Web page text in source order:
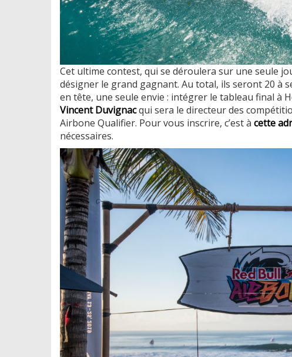
Cet ultime contest, qui se déroulera sur une seule
désigner le grand gagnant. Au total, ils seront 20 à
en tête, une seule envie : intégrer le tableau final à
Vincent Duvignacqui sera le directeur des
Airbone Qualifier. Pour vous inscrire, c’est à cette
nécessaires.